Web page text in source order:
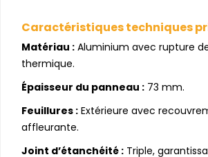
Caractéristiques techniques
Matériau : Aluminium avec rupture
thermique.
Épaisseur du panneau : 73 mm.
Feuillures : Extérieure avec
affleurante.
Joint d’étanchéité : Triple,